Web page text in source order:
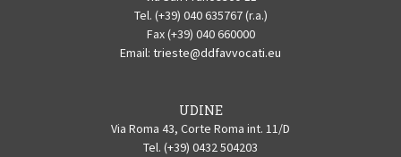
Tel. (+39) 040 635767 (r.a.)
Fax (+39) 040 660000
Email: trieste@ddfavvocati.eu
UDINE
Via Roma 43, Corte Roma int. 11/D
Tel. (+39) 0432 504203